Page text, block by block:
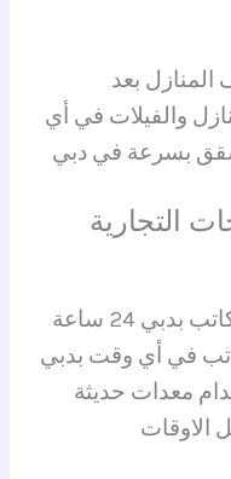
المنازل بعد
والفيلات في أي
بسرعة في دبي
التجارية
تقدم الشركة خدمات تنظيف مكاتب بدبي 24 ساعة
في أي وقت بدبي
معدات حديثة
الاوقات